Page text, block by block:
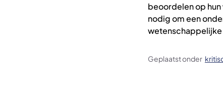
beoordelen op
nodig om een
wetenschappelijke
Geplaatst onder